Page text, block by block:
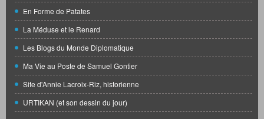
En Forme de Patates
La Méduse et le Renard
Les Blogs du Monde Diplomatique
Ma Vie au Poste de Samuel Gontier
Site d'Annie Lacroix-Riz, historienne
URTIKAN (et son dessin du jour)